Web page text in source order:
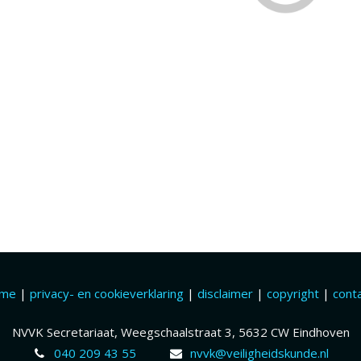
| privacy- en cookieverklaring| disclaimer | copyright|
NVVK Secretariaat, Weegschaalstraat 3, 5632 CW Eindhoven
040 209 43 55
nvvk@veiligheidskunde.nl